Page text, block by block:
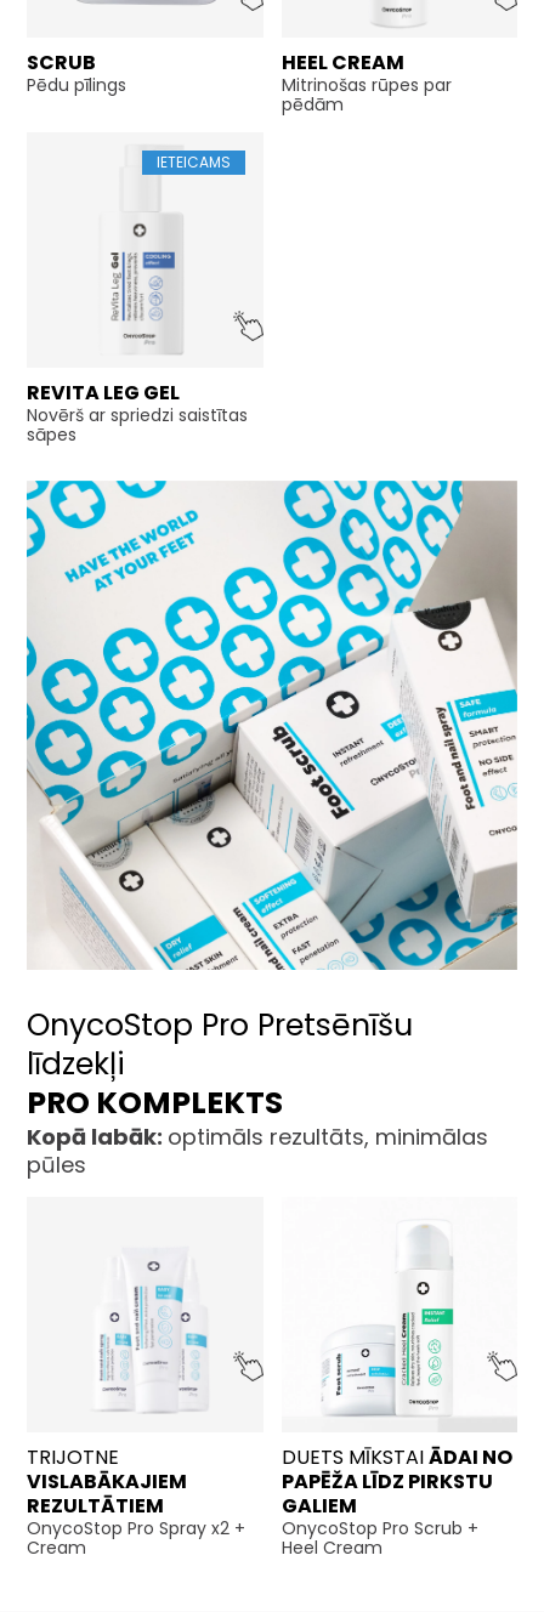
SCRUB
Pēdu pīlings
HEEL CREAM
Mitrinošas rūpes par
pēdām
IETEICAMS
REVITA LEG GEL
Novērš ar spriedzi saistītas
sāpes
OnycoStop Pro Pretsēnīšu
līdzekļi
PRO KOMPLEKTS
Kopā labāk: optimāls rezultāts, minimālas
pūles
TRIJOTNE
VISLABĀKAJIEM
REZULTĀTIEM
OnycoStop Pro Spray x2 +
Cream
DUETS MĪKSTAIĀDAI NO
PAPĒŽA LĪDZ PIRKSTU
GALIEM
OnycoStop Pro Scrub +
Heel Cream